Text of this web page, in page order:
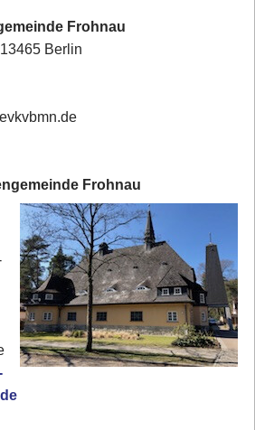
Frohnau
Berlin
Frohnau